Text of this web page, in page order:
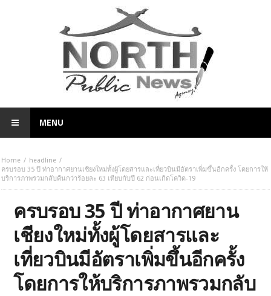
MENU
Home
headline
ครบรอบ 35 ปี ท่าอากาศยานเชียงใหม่ทั้งผู้โดยสารและเที่ยวบินมีอัตราเพิ่มขึ้นอีกครั้ง โดยการให้
บริการภาพรวมกลับคืนกว่าร้อยละ 63 เทียบกับปี 62 ก่อนเกิดโควิด-19
ครบรอบ 35 ปี ท่าอากาศยาน
เชียงใหม่ทั้งผู้โดยสารและ
เที่ยวบินมีอัตราเพิ่มขึ้นอีกครั้ง
โดยการให้บริการภาพรวมกลับ